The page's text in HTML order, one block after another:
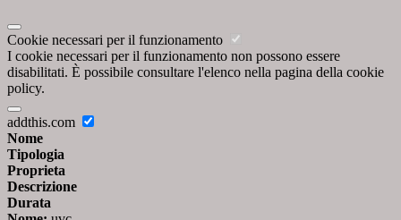
Cookie necessari per il funzionamento
I cookie necessari per il funzionamento non possono essere
disabilitati. È possibile consultare l'elenco nella pagina della cookie
policy.
addthis.com
Nome
Tipologia
Proprieta
Descrizione
Durata